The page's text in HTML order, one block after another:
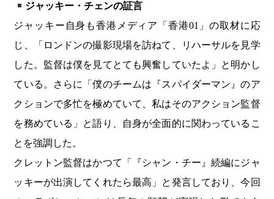
ジャッキー・チェンの証言
ジャッキー自身も香港メディア「香港01」の取材に応
じ、「ロンドンの撮影現場を訪ねて、リハーサルを見学
した。監督は僕を見てとても興奮していたよ」と明かし
ている。さらに「僕のチームは『スパイダーマン』のア
クションで多忙を極めていて、私はそのアクション監督
を務めている」と語り、自身が全面的に関わっているこ
とを強調した。
クレットン監督はかつて「『シャン・チー』続編にジャ
ッキーが出演してくれたら最高」と発言しており、今回